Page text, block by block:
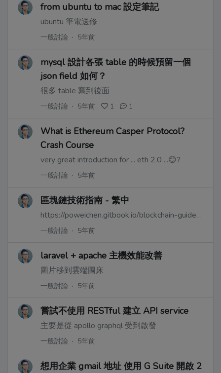
from ubuntu to mac 設定筆記
ubuntu 筆電送修
一般討論 · 5年前
mysql 設計各張 table 的時候預留一個
json field 如何？
很多 table 寫到後面
一般討論 · 5年前 1 1
What is Ethereum Casper Protocol?
Crash Course
very great introduction for ... eth 2.0 ...😊?
一般討論 · 5年前
區塊鏈技術指南 - 繁中
https://poweichen.gitbook.io/blockchain-guide-zh/distribute_system/intro
一般討論 · 5年前
laravel + apache 主機效能改善
圖片移到雲端圖床
一般討論 · 5年前
嘗試不使用 RESTful 建立 API service
主要是從 apollo graphql 受到啟發
一般討論 · 5年前
想用企業 gmail 地址 使用 G Suite 開啟 2